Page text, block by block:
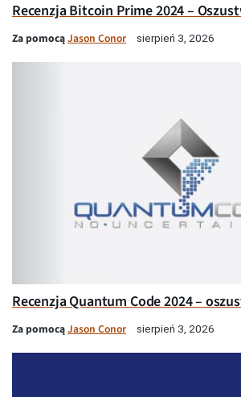
Recenzja Bitcoin Prime 2024 –
Za pomocąJason Conor sierpień 3, 2026
Recenzja Quantum Code 2024 –
Za pomocąJason Conor sierpień 3, 2026